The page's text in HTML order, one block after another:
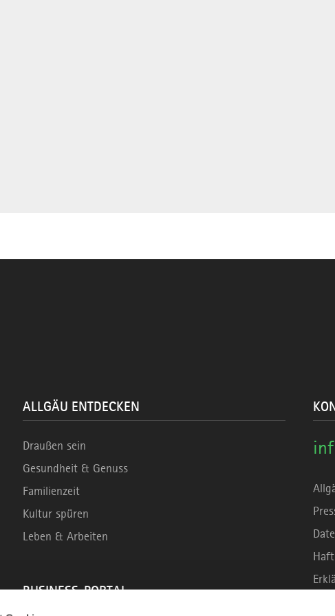
ALLGÄU ENTDECKEN
Draußen sein
Gesundheit & Genuss
Familienzeit
Kultur spüren
Leben & Arbeiten
BUSINESS-PORTAL